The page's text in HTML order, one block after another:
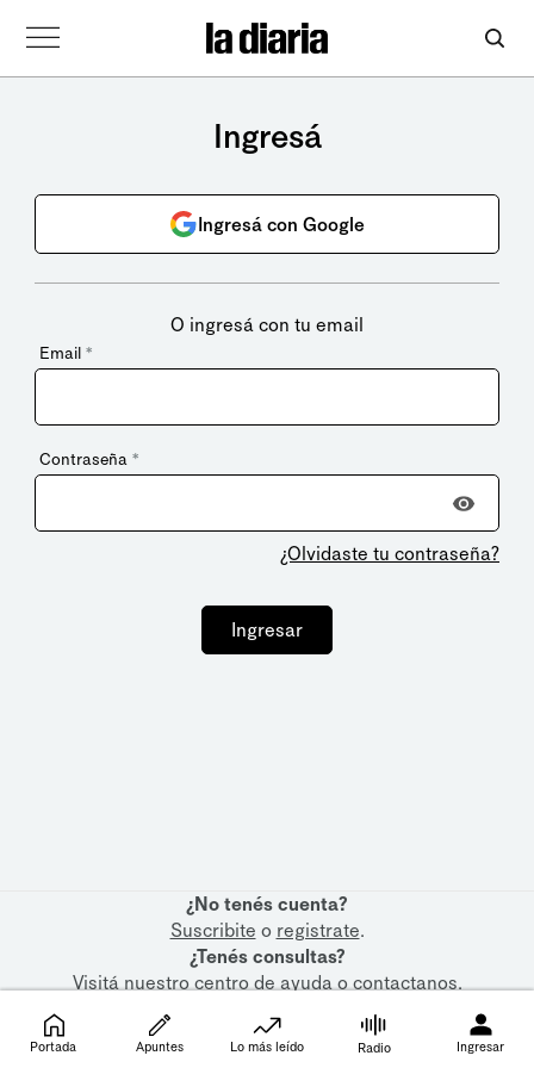
Ingresá
Ingresá con Google
O ingresá con tu email
Email *
Contraseña *
¿Olvidaste tu contraseña?
Ingresar
¿No tenés cuenta?
Suscribite o registrate.
¿Tenés consultas?
Visitá nuestrocentro de ayudaocontactanos.
Portada Apuntes Lo más leído Radio Ingresar